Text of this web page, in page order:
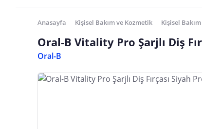
Anasayfa Kişisel Bakım ve Kozmetik Kişisel Bakım
Oral-B Vitality Pro Şarjlı Diş
Oral-B